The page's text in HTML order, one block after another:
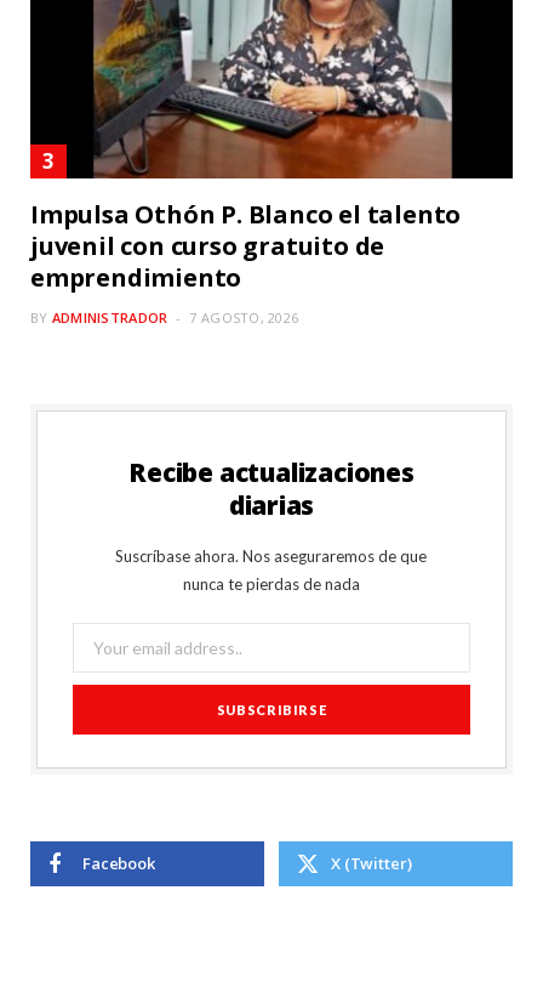
Impulsa Othón P. Blanco el talento
juvenil con curso gratuito de
emprendimiento
BY ADMINISTRADOR 7 AGOSTO, 2026
Recibe actualizaciones
diarias
Suscríbase ahora. Nos aseguraremos de que
nunca te pierdas de nada
Facebook X (Twitter)